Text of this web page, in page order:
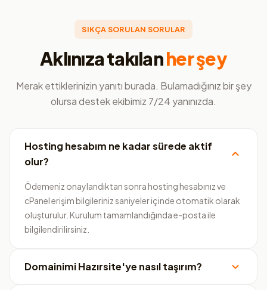
SIKÇA SORULAN SORULAR
Aklınıza takılanher şey
Merak ettiklerinizin yanıtı burada. Bulamadığınız bir şey
olursa destek ekibimiz 7/24 yanınızda.
Hosting hesabım ne kadar sürede aktif
olur?
Ödemeniz onaylandıktan sonra hosting hesabınız ve
cPanel erişim bilgileriniz saniyeler içinde otomatik olarak
oluşturulur. Kurulum tamamlandığında e-posta ile
bilgilendirilirsiniz.
Domainimi Hazırsite'ye nasıl taşırım?